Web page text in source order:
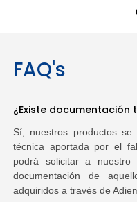
FAQ's
¿Existe
Sí, nuestros productos
técnica aportada por el
podrá solicitar a nuestro
documentación de
adquiridos a través de